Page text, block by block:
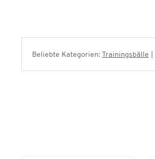
Beliebte Kategorien: Trainingsbälle